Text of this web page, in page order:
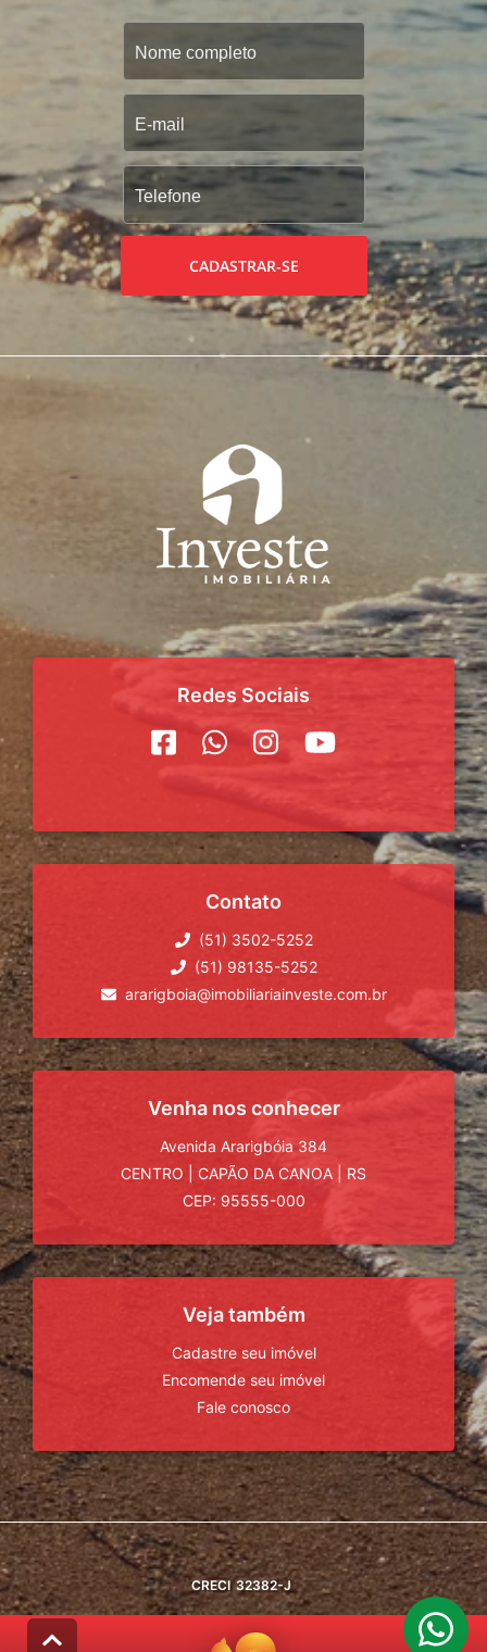
CADASTRAR-SE
Redes Sociais
Contato
(51) 3502-5252
(51) 98135-5252
ararigboia@imobiliariainveste.com.br
Venha nos conhecer
Avenida Ararigbóia 384
CENTRO
CAPÃO DA CANOA
RS
CEP: 95555-000
Veja também
Cadastre seu imóvel
Encomende seu imóvel
Fale conosco
CRECI 32382-J